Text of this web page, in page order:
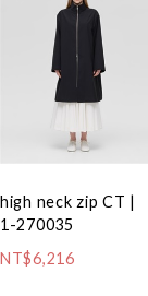
high neck zip CT |
1-270035
NT$6,216